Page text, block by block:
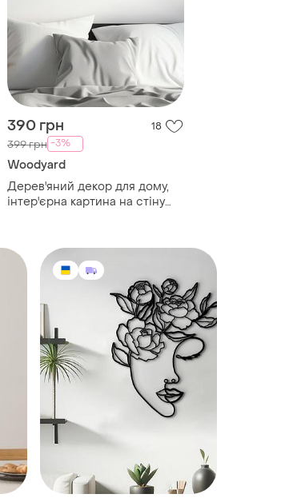
390 грн 18
399 грн -3%
Woodyard
Дерев'яний декор для дому,
інтер'єрна картина на стіну